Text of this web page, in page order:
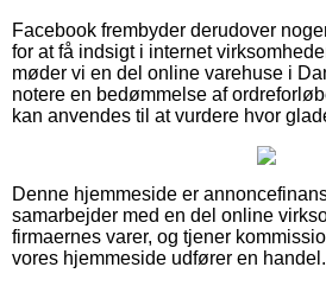
Facebook frembyder derudover
for at få indsigt i internet
møder vi en del online varehuse i
notere en bedømmelse af
kan anvendes til at vurdere hvor
Denne hjemmeside er
samarbejder med en del online
firmaernes varer, og tjener
vores hjemmeside udfører en handel.